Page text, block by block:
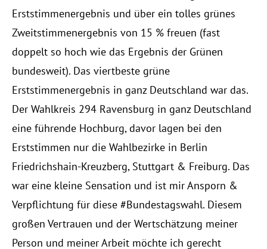
Erststimmenergebnis und über ein tolles grünes
Zweitstimmenergebnis von 15 % freuen (fast
doppelt so hoch wie das Ergebnis der Grünen
bundesweit). Das viertbeste grüne
Erststimmenergebnis in ganz Deutschland war das.
Der Wahlkreis 294 Ravensburg in ganz Deutschland
eine führende Hochburg, davor lagen bei den
Erststimmen nur die Wahlbezirke in Berlin
Friedrichshain-Kreuzberg, Stuttgart & Freiburg. Das
war eine kleine Sensation und ist mir Ansporn &
Verpflichtung für diese #Bundestagswahl. Diesem
großen Vertrauen und der Wertschätzung meiner
Person und meiner Arbeit möchte ich gerecht